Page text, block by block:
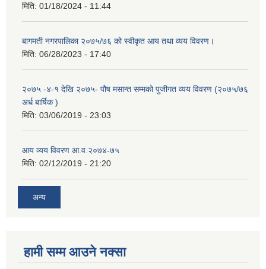
मिति: 01/18/2024 - 11:44
बागमती नगरपालिका २०७५/७६ को स्वीकृत आय तथा व्यय विवरण।
मिति: 06/28/2023 - 17:40
२०७५ -४-१ देखि २०७५- पौष मसान्त सम्मको पुजीगत व्यय विवरण (२०७५/७६
अर्ध बार्षिक )
मिति: 03/06/2019 - 23:03
आय व्यय विवरण आ.व.२०७४-७५
मिति: 02/12/2019 - 21:20
अन्य
हामी सम्म आउने नक्सा